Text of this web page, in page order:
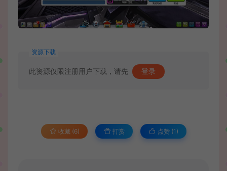
资源下载
此资源仅限注册用户下载，请先 登录
收藏 (6) 打赏 点赞 (1 )